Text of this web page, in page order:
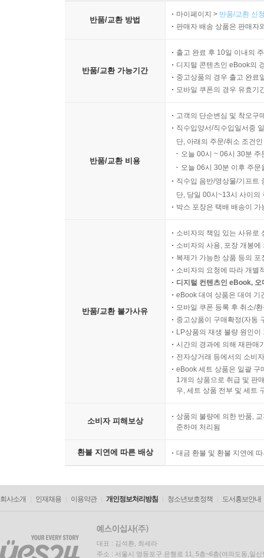
반품/교환 방법
마이페이지 > 반품/교환 신
판매자 배송 상품은 판매자
반품/교환 가능기간
출고 완료 후 10일 이내의
디지털 콘텐츠인 eBook의
중고상품의 경우 출고 완료
모바일 쿠폰의 경우 유효기
반품/교환 비용
고객의 단순변심 및 착오구
직수입양서/직수입일서중
단, 아래의 주문/취소 조건
오늘 00시 ~ 06시 30분
오늘 06시 30분 이후 주
직수입 음반/영상물/기프트
단, 당일 00시~13시 사이의
박스 포장은 택배 배송이
반품/교환 불가사유
소비자의 책임 있는 사유로
소비자의 사용, 포장 개봉
복제가 가능한 상품 등의
소비자의 요청에 따라 개별
디지털 컨텐츠인 eBook,
eBook 대여 상품은 대여 기
모바일 쿠폰 등록 후 취소/
중고상품이 구매확정(자동
LP상품의 재생 불량 원인
시간의 경과에 의해 재판매
전자상거래 등에서의 소비
eBook 세트 상품은 일괄 구
1개의 상품으로 취급 및 판
우, 세트 상품 전부 및 세트
소비자 피해보상
상품의 불량에 의한 반품,
준하여 처리됨
환불 지연에 따른 배상 대금 환불 및 환불 지연에
회사소개 인재채용 이용약관 개인정보처리방침 청소년보호정책 도서홍보안내
대표 : 김석환, 최세라
주소 : 서울시 영등포구 은행로 11, 5층~6층(여의도동,일신